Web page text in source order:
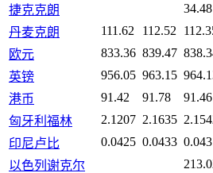
捷克克朗
34.48
丹麦克朗
111.62 112.52
欧元
833.36 839.47
英镑
956.05 963.15
港币
91.42 91.78
91.46
匈牙利福林
2.1207 2.1635
印尼卢比
0.0425 0.0433
以色列谢克尔